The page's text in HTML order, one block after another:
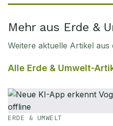
Mehr aus Erde &
Weitere aktuelle Artikel aus
Alle Erde & Umwelt-
ERDE & UMWELT